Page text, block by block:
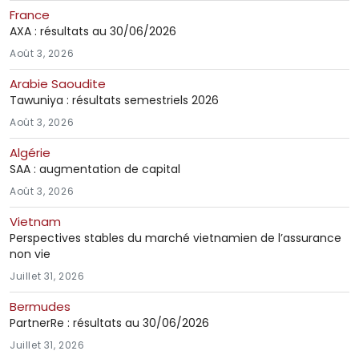
France
AXA : résultats au 30/06/2026
Août 3, 2026
Arabie Saoudite
Tawuniya : résultats semestriels 2026
Août 3, 2026
Algérie
SAA : augmentation de capital
Août 3, 2026
Vietnam
Perspectives stables du marché vietnamien de l’assurance
non vie
Juillet 31, 2026
Bermudes
PartnerRe : résultats au 30/06/2026
Juillet 31, 2026